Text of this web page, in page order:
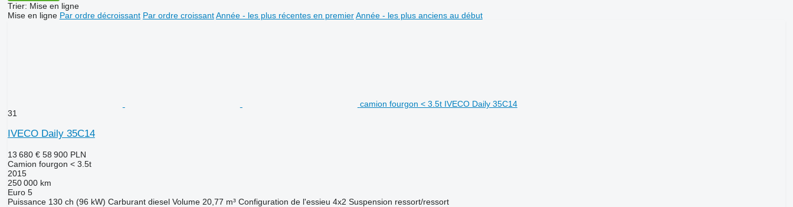
Trier: Mise en ligne
Mise en ligne Par ordre décroissant Par ordre croissant Année - les plus récentes en premier Année - les plus anciens au début
camion fourgon < 3.5t IVECO Daily 35C14
31
IVECO Daily 35C14
13 680 € 58 900 PLN
Camion fourgon < 3.5t
2015
250 000 km
Euro 5
Puissance 130 ch (96 kW) Carburant diesel Volume 20,77 m³ Configuration de l'essieu 4x2 Suspension ressort/ressort